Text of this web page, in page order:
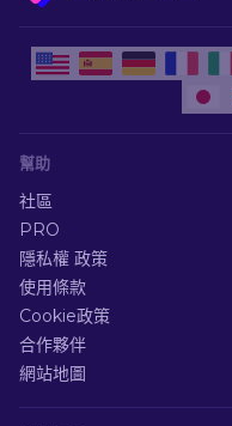
幫助
社區
PRO
隱私權 政策
使用條款
Cookie政策
合作夥伴
網站地圖